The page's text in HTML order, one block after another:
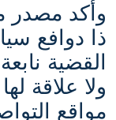
وأكد مصدر
ذا دوافع
القضية
ولا علاقة
مواقع